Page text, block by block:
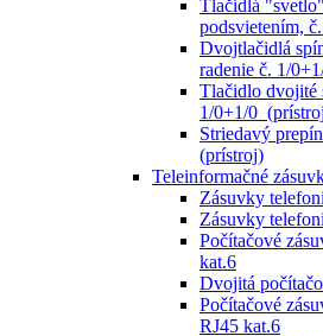
Tlačidlá
podsvietením,
Dvojtlačidlá
radenie č. 1/
Tlačidlo dvojité
1/0+1/0
Striedavý
(prístroj)
Teleinformačné
Zásuvky
Zásuvky
Počítačové
kat.6
Dvojitá
Počítačové
RJ45 kat.6